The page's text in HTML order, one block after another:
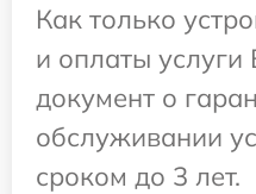
Как только
и оплаты услуги
документ о
обслуживании
сроком до 3 лет.